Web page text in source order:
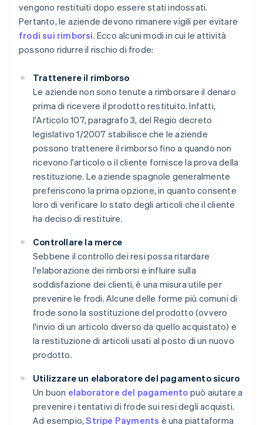
vengono restituiti dopo essere stati indossati.
Pertanto, le aziende devono rimanere vigili per evitare
frodi sui rimborsi. Ecco alcuni modi in cui le attività
possono ridurre il rischio di frode:
Trattenere il rimborso
Le aziende non sono tenute a rimborsare il denaro
prima di ricevere il prodotto restituito. Infatti,
l'Articolo 107, paragrafo 3, del Regio decreto
legislativo 1/2007 stabilisce che le aziende
possono trattenere il rimborso fino a quando non
ricevono l'articolo o il cliente fornisce la prova della
restituzione. Le aziende spagnole generalmente
preferiscono la prima opzione, in quanto consente
loro di verificare lo stato degli articoli che il cliente
ha deciso di restituire.
Controllare la merce
Sebbene il controllo dei resi possa ritardare
l'elaborazione dei rimborsi e influire sulla
soddisfazione dei clienti, è una misura utile per
prevenire le frodi. Alcune delle forme più comuni di
frode sono la sostituzione del prodotto (ovvero
l'invio di un articolo diverso da quello acquistato) e
la restituzione di articoli usati al posto di un nuovo
prodotto.
Utilizzare un elaboratore del pagamento sicuro
Un buon elaboratore del pagamento può aiutare a
prevenire i tentativi di frode sui resi degli acquisti.
Ad esempio,Stripe Payments è una piattaforma